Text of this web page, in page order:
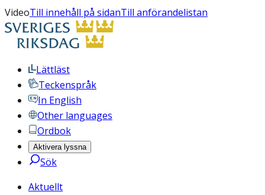
VideoTill innehåll på sidanTill anförandelistan
Lättläst
Teckenspråk
In English
Other languages
Ordbok
Aktivera lyssna
Sök
Aktuellt